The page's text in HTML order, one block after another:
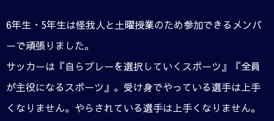
6年生・5年生は怪我人と土曜授業のため参加できるメンバ
ーで頑張りました。
サッカーは『自らプレーを選択していくスポーツ』『全員
が主役になるスポーツ』。受け身でやっている選手は上手
くなりません。やらされている選手は上手くなりません。